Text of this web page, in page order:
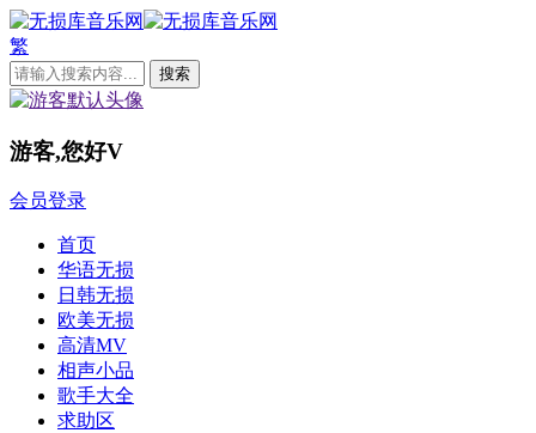
繁
游客,您好V
会员登录
首页
华语无损
日韩无损
欧美无损
高清MV
相声小品
歌手大全
求助区